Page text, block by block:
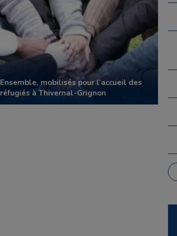
Ensemble, mobilisés pour l’accueil des
réfugiés à Thivernal-Grignon